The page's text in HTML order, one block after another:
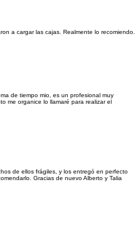
a cargar las cajas. Realmente lo recomiendo.
de tiempo mio, es un profesional muy
me organice lo llamaré para realizar el
de ellos frágiles, y los entregó en perfecto
Gracias de nuevo Alberto y Talia